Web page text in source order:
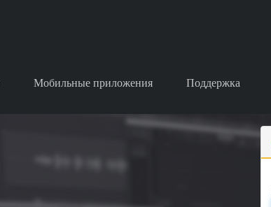
Мобильные приложения Поддержка